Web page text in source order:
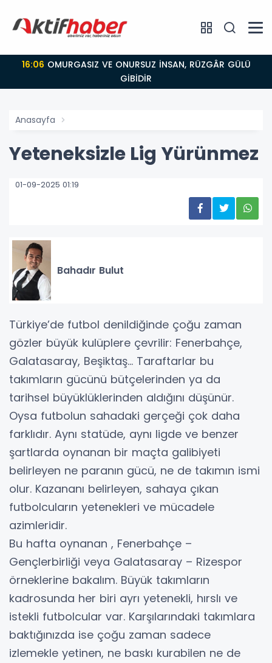
16:06
GİBİDİR
Anasayfa
Yeteneksizle Lig Yürünmez
01-09-2025 01:19
Bahadır Bulut
Türkiye’de futbol denildiğinde çoğu zaman
gözler büyük kulüplere çevrilir: Fenerbahçe,
Galatasaray, Beşiktaş… Taraftarlar bu
takımların gücünü bütçelerinden ya da
tarihsel büyüklüklerinden aldığını düşünür.
Oysa futbolun sahadaki gerçeği çok daha
farklıdır. Aynı statüde, aynı ligde ve benzer
şartlarda oynanan bir maçta galibiyeti
belirleyen ne paranın gücü, ne de takımın ismi
olur. Kazananı belirleyen, sahaya çıkan
futbolcuların yetenekleri ve mücadele
azimleridir.
Bu hafta oynanan , Fenerbahçe –
Gençlerbirliği veya Galatasaray – Rizespor
örneklerine bakalım. Büyük takımların
kadrosunda her biri ayrı yetenekli, hırslı ve
istekli futbolcular var. Karşılarındaki takımlara
baktığınızda ise çoğu zaman sadece
izlemekle yetinen, ne baskı kurabilen ne de